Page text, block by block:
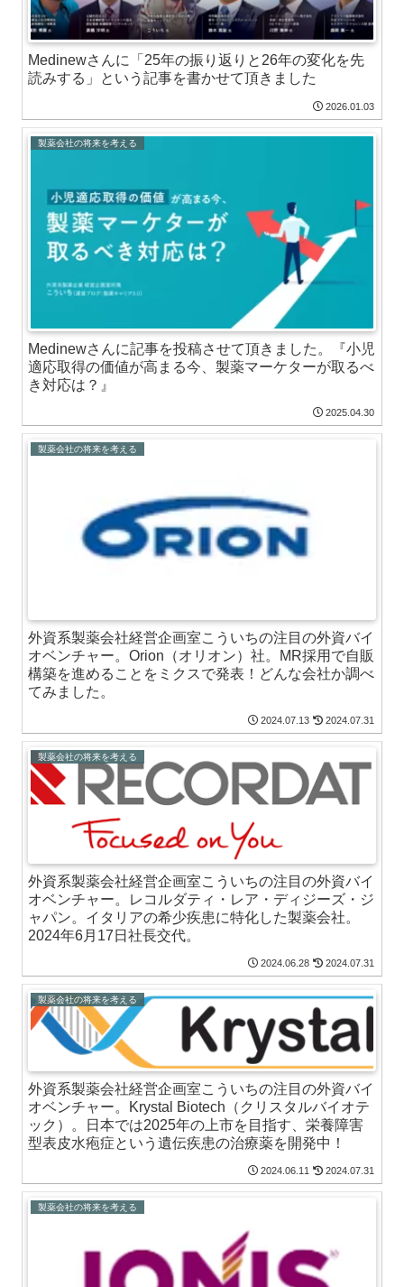
Medinewさんに「25年の振り返りと26年の変化を先
読みする」という記事を書かせて頂きました
2026.01.03
製薬会社の将来を考える
Medinewさんに記事を投稿させて頂きました。『小児
適応取得の価値が高まる今、製薬マーケターが取るべ
き対応は？』
2025.04.30
製薬会社の将来を考える
外資系製薬会社経営企画室こういちの注目の外資バイ
オベンチャー。Orion（オリオン）社。MR採用で自販
構築を進めることをミクスで発表！どんな会社か調べ
てみました。
2024.07.13 2024.07.31
製薬会社の将来を考える
外資系製薬会社経営企画室こういちの注目の外資バイ
オベンチャー。レコルダティ・レア・ディジーズ・ジ
ャパン。イタリアの希少疾患に特化した製薬会社。
2024年6月17日社長交代。
2024.06.28 2024.07.31
製薬会社の将来を考える
外資系製薬会社経営企画室こういちの注目の外資バイ
オベンチャー。Krystal Biotech（クリスタルバイオテ
ック）。日本では2025年の上市を目指す、栄養障害
型表皮水疱症という遺伝疾患の治療薬を開発中！
2024.06.11 2024.07.31
製薬会社の将来を考える